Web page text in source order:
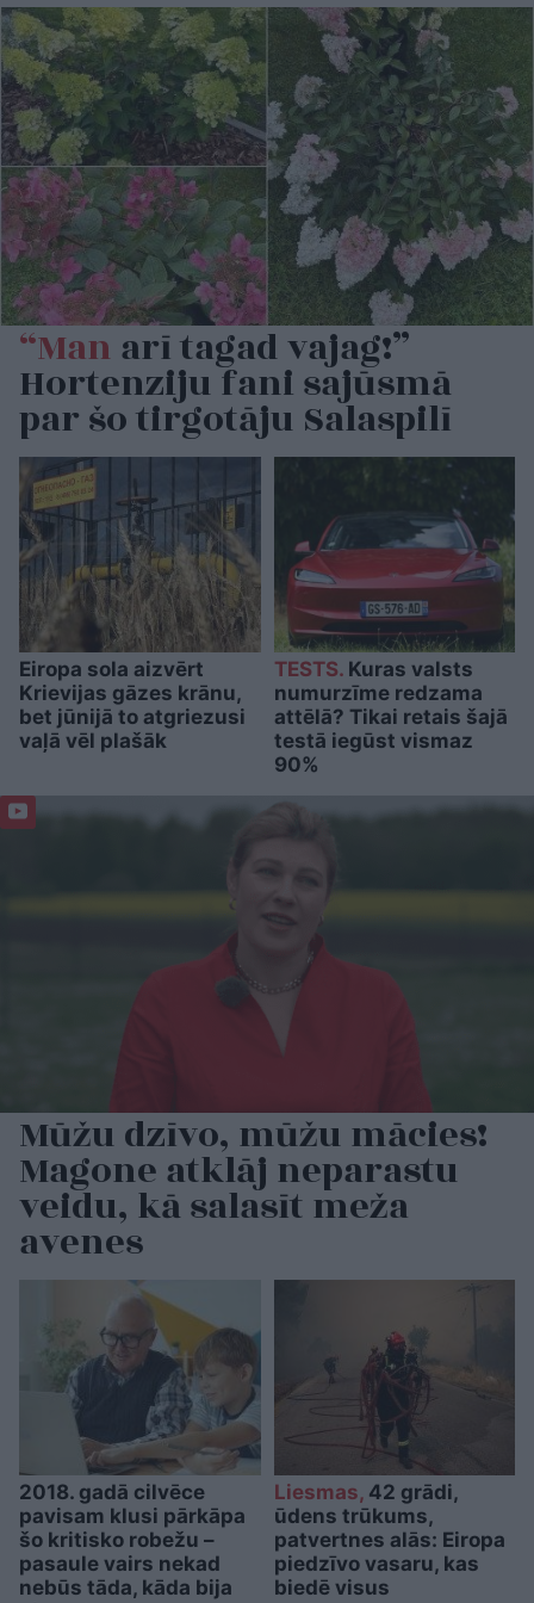
“Manarī tagad vajag!”
Hortenziju fani sajūsmā
par šo tirgotāju Salaspilī
Eiropa sola aizvērt
Krievijas gāzes krānu,
bet jūnijā to atgriezusi
vaļā vēl plašāk
TESTS.Kuras valsts
numurzīme redzama
attēlā? Tikai retais šajā
testā iegūst vismaz
90%
Mūžu dzīvo, mūžu mācies!
Magone atklāj neparastu
veidu, kā salasīt meža
avenes
2018. gadā cilvēce
pavisam klusi pārkāpa
šo kritisko robežu –
pasaule vairs nekad
nebūs tāda, kāda bija
Liesmas,42 grādi,
ūdens trūkums,
patvertnes alās: Eiropa
piedzīvo vasaru, kas
biedē visus